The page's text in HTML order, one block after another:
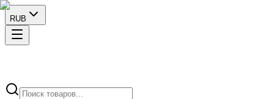
RUB